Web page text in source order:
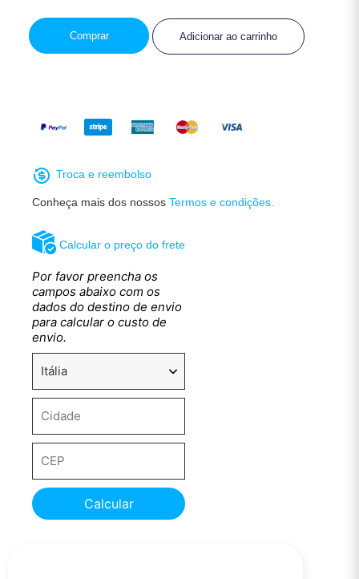
Adicionar ao carrinho
Comprar
Calcular o preço do frete
Por favor preencha os
campos abaixo com os
dados do destino de envio
para calcular o custo de
envio.
Calcular
Troca e reembolso
Conheça mais dos nossos Termos e condições.